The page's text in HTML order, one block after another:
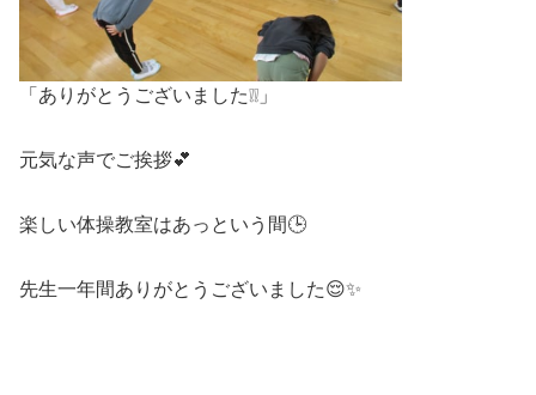
「ありがとうございました❕❕」
元気な声でご挨拶💕
楽しい体操教室はあっという間🕒
先生一年間ありがとうございました😌✨